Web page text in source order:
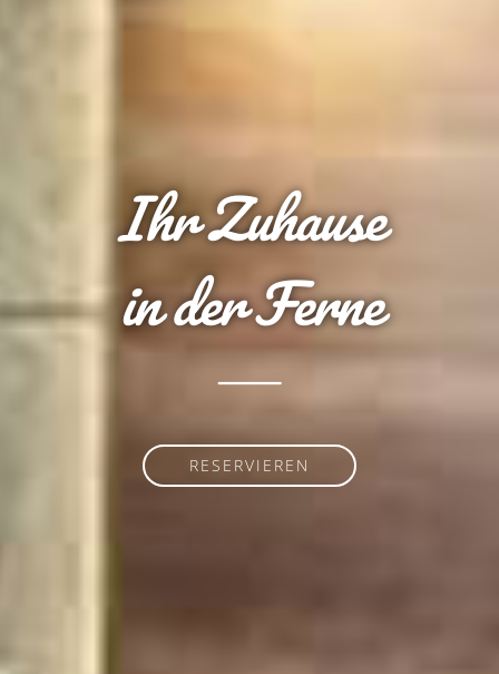
Ihr Zuhause
in der Ferne
RESERVIEREN